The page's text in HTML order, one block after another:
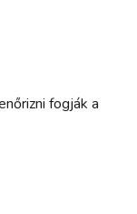
fogják a